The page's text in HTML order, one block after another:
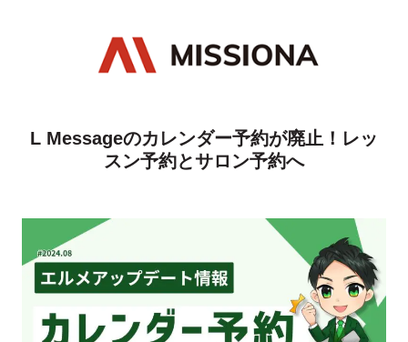
L Messageのカレンダー予約が廃止！レッ
スン予約とサロン予約へ